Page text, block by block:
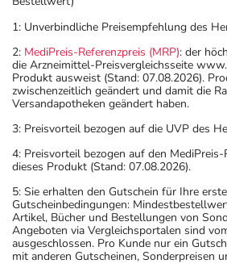
1: Unverbindliche Preisempfehlung des
2: MediPreis-Referenzpreis (MRP): der
die Arzneimittel-Preisvergleichsseite
Produkt ausweist (Stand: 07.08.2026).
zwischenzeitlich geändert und damit die
Versandapotheken geändert haben.
3: Preisvorteil bezogen auf die UVP des
4: Preisvorteil bezogen auf den
dieses Produkt (Stand: 07.08.2026).
5: Sie erhalten den Gutschein für Ihre
Gutscheinbedingungen:
Artikel, Bücher und Bestellungen von
Angeboten via Vergleichsportalen sind
ausgeschlossen. Pro Kunde nur ein
mit anderen Gutscheinen, Sonderpreisen